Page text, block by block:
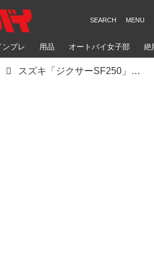
ンプレ 用品 オートバイ女子部 絶
スズキ「ジクサーSF250」インプレ｜軽量ボディと油冷シングルで爽快な走りを実現！ 価格も魅力的な250ccフルカウルスポーツ